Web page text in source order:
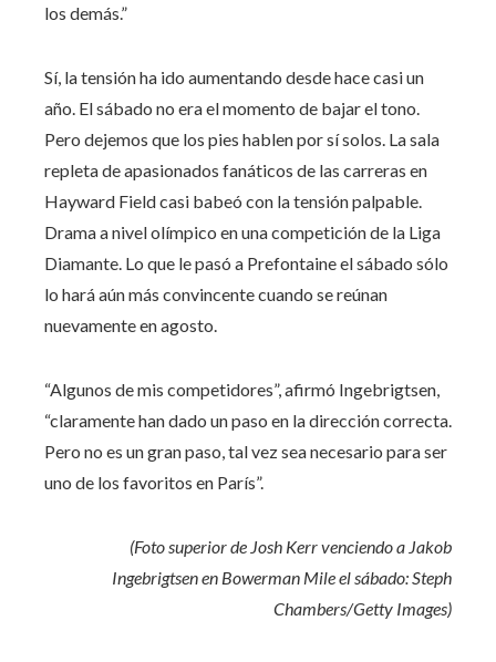
los demás.”
Sí, la tensión ha ido aumentando desde hace casi un
año. El sábado no era el momento de bajar el tono.
Pero dejemos que los pies hablen por sí solos. La sala
repleta de apasionados fanáticos de las carreras en
Hayward Field casi babeó con la tensión palpable.
Drama a nivel olímpico en una competición de la Liga
Diamante. Lo que le pasó a Prefontaine el sábado sólo
lo hará aún más convincente cuando se reúnan
nuevamente en agosto.
“Algunos de mis competidores”, afirmó Ingebrigtsen,
“claramente han dado un paso en la dirección correcta.
Pero no es un gran paso, tal vez sea necesario para ser
uno de los favoritos en París”.
(Foto superior de Josh Kerr venciendo a Jakob
Ingebrigtsen en Bowerman Mile el sábado: Steph
Chambers/Getty Images)